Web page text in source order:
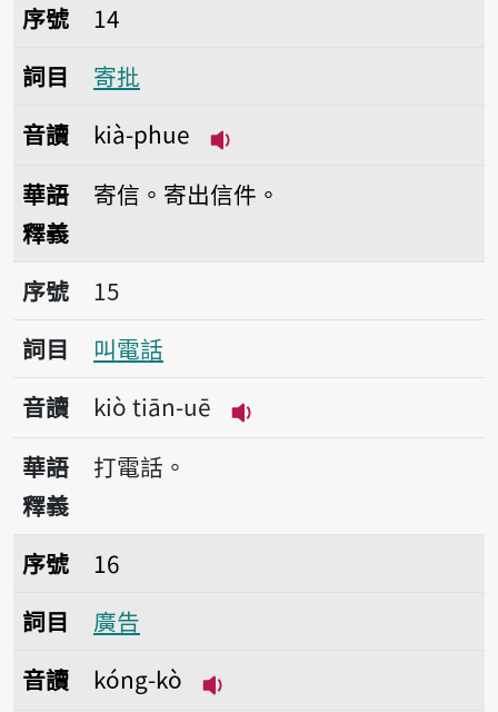
序號14寄批
序號
14
詞目
寄批
音讀
kià-phue
華語
釋義
寄信。寄出信件。
序號15叫電話
序號
15
詞目
叫電話
音讀
kiò tiān-uē
播放音讀kiò tiān-uē
華語
釋義
打電話。
序號16廣告
序號
16
詞目
廣告
音讀
kóng-kò